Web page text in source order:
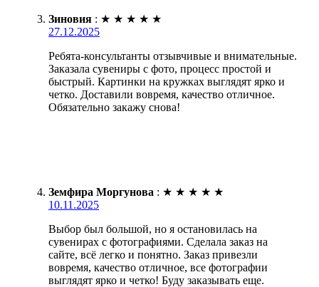
Зиновия : ★ ★ ★ ★ ★
27.12.2025
Ребята-консультанты отзывчивые и внимательные.
Заказала сувениры с фото, процесс простой и
быстрый. Картинки на кружках выглядят ярко и
четко. Доставили вовремя, качество отличное.
Обязательно закажу снова!
Земфира Моргунова : ★ ★ ★ ★ ★
10.11.2025
Выбор был большой, но я остановилась на
сувенирах с фотографиями. Сделала заказ на
сайте, всё легко и понятно. Заказ привезли
вовремя, качество отличное, все фотографии
выглядят ярко и четко! Буду заказывать еще.